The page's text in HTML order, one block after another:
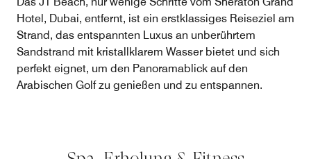
Hotel, Dubai, entfernt, ist ein erstklassiges Reiseziel am
Strand, das entspannten Luxus an unberührtem
Sandstrand mit kristallklarem Wasser bietet und sich
perfekt eignet, um den Panoramablick auf den
Arabischen Golf zu genießen und zu entspannen.